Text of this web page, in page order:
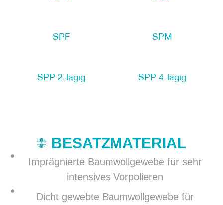
SPF SPM
SPP 2-lagig SPP 4-lagig
BESATZMATERIAL
Imprägnierte Baumwollgewebe für sehr
intensives Vorpolieren
Dicht gewebte Baumwollgewebe für